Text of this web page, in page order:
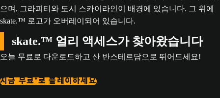
skate.™ 얼리 액세스가 찾아왔습니다
오늘 무료로 다운로드하고 산 반스테르담으로 뛰어드세요!
지금 무료*로 플레이하세요